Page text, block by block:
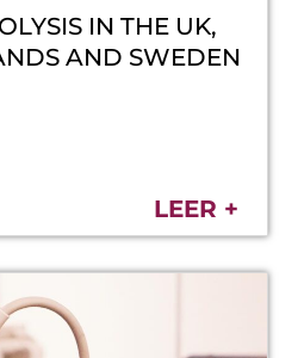
IN THE UK,
AND SWEDEN
LEER +